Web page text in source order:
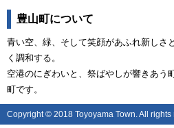
豊山町について
青い空、緑、そして笑顔があふれ新しさ
く調和する。
空港のにぎわいと、祭ばやしが響きあう
町です。
Copyright © 2018 Toyoyama Town. All rights